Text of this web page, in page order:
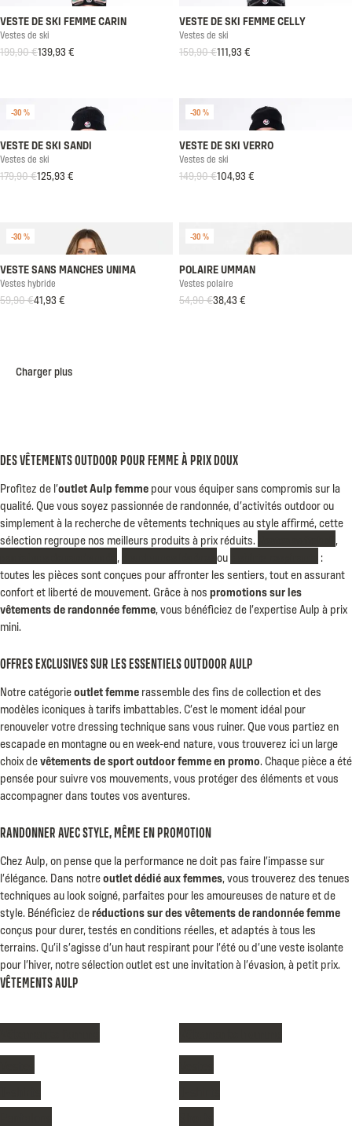
VESTE DE SKI FEMME CARIN
Vestes de ski
Prix habituel
199,90 €
Prix soldé139,93 €
VESTE DE SKI FEMME CELLY
Vestes de ski
Prix habituel
159,90 €
Prix soldé111,93 €
VESTE DE SKI SANDI
Vestes de ski
Prix habituel
179,90 €
Prix soldé125,93 €
-30 %
VESTE DE SKI VERRO
Vestes de ski
Prix habituel
149,90 €
Prix soldé104,93 €
-30 %
VESTE SANS MANCHES UNIMA
Vestes hybride
Prix habituel
59,90 €
Prix soldé41,93 €
-30 %
POLAIRE UMMAN
Vestes polaire
Prix habituel
54,90 €
Prix soldé38,43 €
-30 %
Charger plus
DES VÊTEMENTS OUTDOOR POUR FEMME À PRIX DOUX
Profitez de l’outlet Aulp femmepour vous équiper sans compromis sur la
qualité. Que vous soyez passionnée de randonnée, d’activités outdoor ou
simplement à la recherche de vêtements techniques au style affirmé, cette
sélection regroupe nos meilleurs produits à prix réduits.
ou
:
toutes les pièces sont conçues pour affronter les sentiers, tout en assurant
confort et liberté de mouvement. Grâce à nospromotions sur les
vêtements de randonnée femme , vous bénéficiez de l’expertise Aulp à prix
mini.
OFFRES EXCLUSIVES SUR LES ESSENTIELS OUTDOOR AULP
Notre catégorieoutlet femmerassemble des fins de collection et des
modèles iconiques à tarifs imbattables. C’est le moment idéal pour
renouveler votre dressing technique sans vous ruiner. Que vous partiez en
escapade en montagne ou en week-end nature, vous trouverez ici un large
choix devêtements de sport outdoor femme en promo. Chaque pièce a été
pensée pour suivre vos mouvements, vous protéger des éléments et vous
accompagner dans toutes vos aventures.
RANDONNER AVEC STYLE, MÊME EN PROMOTION
Chez Aulp, on pense que la performance ne doit pas faire l’impasse sur
l’élégance. Dans notreoutlet dédié aux femmes , vous trouverez des tenues
techniques au look soigné, parfaites pour les amoureuses de nature et de
style. Bénéficiez deréductions sur des vêtements de randonnée femme
conçus pour durer, testés en conditions réelles, et adaptés à tous les
terrains. Qu’il s’agisse d’un haut respirant pour l’été ou d’une veste isolante
pour l’hiver, notre sélection outlet est une invitation à l’évasion, à petit prix.
VÊTEMENTS AULP